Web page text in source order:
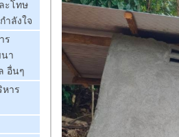
ะโทษ
ำลังใจ
ร
า
อื่นๆ
หาร